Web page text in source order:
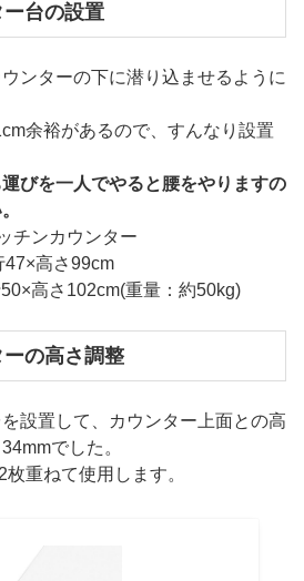
台の設置
ンターの下に潜り込ませるように
余裕があるので、すんなり設置
びを一人でやると腰をやりますの
チンカウンター
47×高さ99cm
高さ102cm(重量：約50kg)
の高さ調整
設置して、カウンター上面との高
でした。
重ねて使用します。